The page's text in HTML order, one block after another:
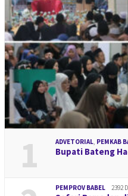
1 ADVETORIAL PEMKAB
Bupati Bateng
PEMPROV BABEL 2392